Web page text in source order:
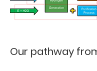
Our pathway